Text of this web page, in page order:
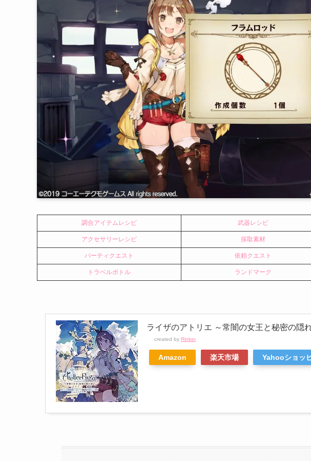
調合アイテムレシピ 武器レシピ
アクセサリーレシピ 採取素材
パーティクエスト 依頼クエスト
トラベルボトル ランドマーク
ライザのアトリエ ～常闇の女王と秘密の隠
created by Rinker
Amazon 楽天市場 Yahooショッ